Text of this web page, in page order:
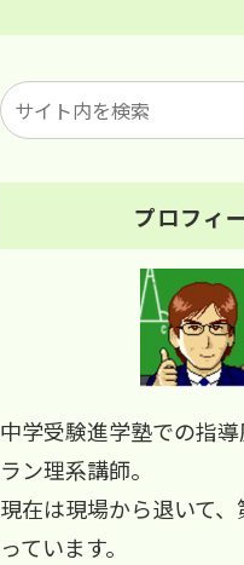
プロフィ
中学受験進学塾での指
ラン理系講師。
現在は現場から退いて
っています。